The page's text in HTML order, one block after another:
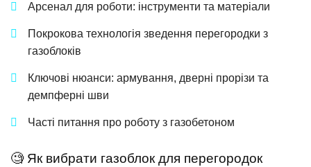
Арсенал для роботи: інструменти та матеріали
Покрокова технологія зведення перегородки з
газоблоків
Ключові нюанси: армування, дверні прорізи та
демпферні шви
Часті питання про роботу з газобетоном
🧐 Як вибрати газоблок для перегородок